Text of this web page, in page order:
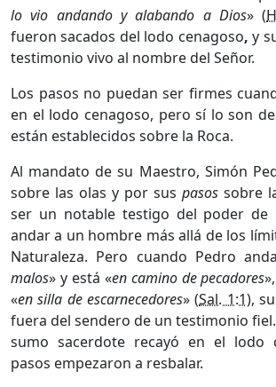
lo vio andando y alabando a Dios» (
fueron sacados del lodo cenagoso,y
testimonio vivo al nombre del Señor.
Los pasos no puedan ser firmes
en el lodo cenagoso, pero sí lo son
están establecidos sobre la Roca.
Al mandato de su Maestro, Simón
sobre las olas y por sus pasos sobre
ser un notable testigo del poder de
andar a un hombre más allá de los
Naturaleza. Pero cuando Pedro
malos» y está «en camino de pecadores
«en silla de escarnecedores» (Sal. 1:1),
fuera del sendero de un testimonio
sumo sacerdote recayó en el lodo
pasos empezaron a resbalar.